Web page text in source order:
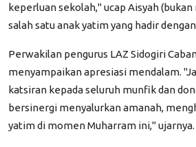
keperluan sekolah," ucap Aisyah
salah satu anak yatim yang hadir
​Perwakilan pengurus LAZ Sidogiri
menyampaikan apresiasi mendalam.
katsiran kepada seluruh munfik dan
bersinergi menyalurkan amanah,
yatim di momen Muharram ini," ujarnya.